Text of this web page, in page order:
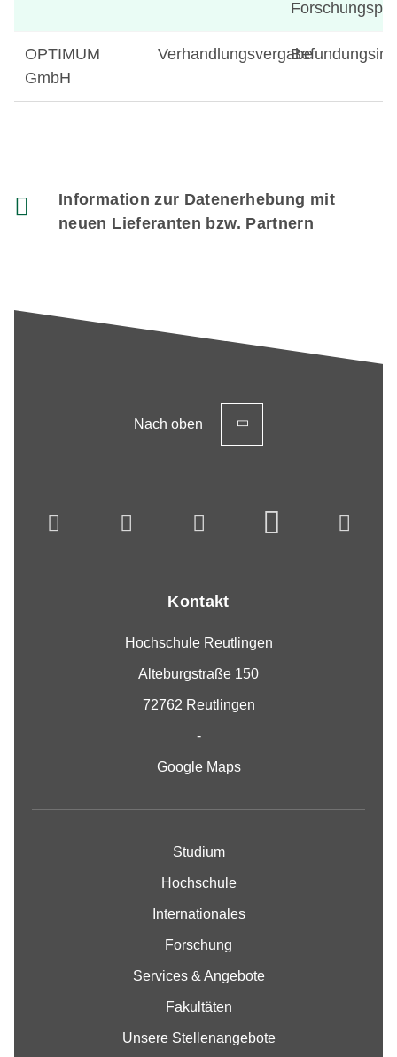
OPTIMUM
GmbH
Verhandlungsvergabe
Information zur Datenerhebung mit
neuen Lieferanten bzw. Partnern
Nach oben
Kontakt
Hochschule Reutlingen
Alteburgstraße 150
72762 Reutlingen
-
Google Maps
Studium
Hochschule
Internationales
Forschung
Services & Angebote
Fakultäten
Unsere Stellenangebote